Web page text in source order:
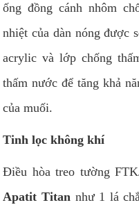
ống đồng cánh nhôm
nhiệt của dàn nóng được
acrylic và lớp chống
thấm nước để tăng khả
của muối.
Tinh lọc không khí
Điều hòa treo tường
Apatit Titan như 1 lá